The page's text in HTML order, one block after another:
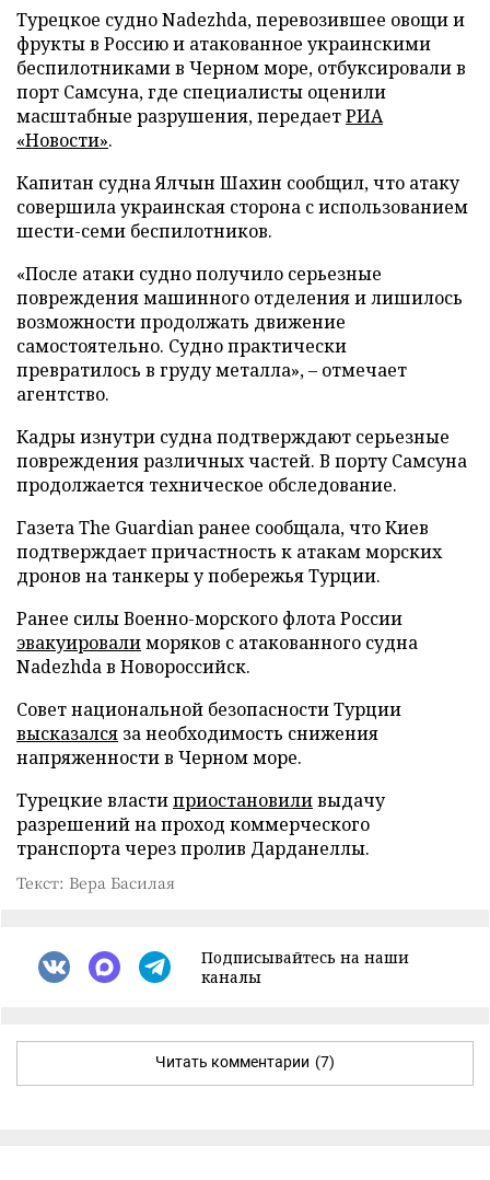
Турецкое судно Nadezhda, перевозившее овощи и
фрукты в Россию и атакованное украинскими
беспилотниками в Черном море, отбуксировали в
порт Самсуна, где специалисты оценили
масштабные разрушения, передаетРИА
«Новости».
Капитан судна Ялчын Шахин сообщил, что атаку
совершила украинская сторона с использованием
шести-семи беспилотников.
«После атаки судно получило серьезные
повреждения машинного отделения и лишилось
возможности продолжать движение
самостоятельно. Судно практически
превратилось в груду металла», – отмечает
агентство.
Кадры изнутри судна подтверждают серьезные
повреждения различных частей. В порту Самсуна
продолжается техническое обследование.
Газета The Guardian ранее сообщала, что Киев
подтверждает причастность к атакам морских
дронов на танкеры у побережья Турции.
Ранее силы Военно-морского флота России
эвакуировалиморяков с атакованного судна
Nadezhda в Новороссийск.
Совет национальной безопасности Турции
высказался за необходимость снижения
напряженности в Черном море.
Турецкие властиприостановиливыдачу
разрешений на проход коммерческого
транспорта через пролив Дарданеллы.
Текст: Вера Басилая
Подписывайтесь на наши
каналы
Читать комментарии (7)